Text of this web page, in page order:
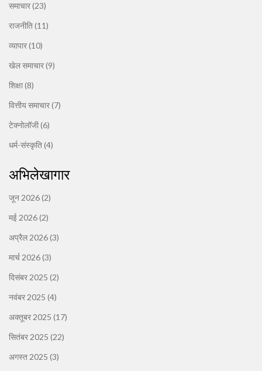
समाचार(23)
राजनीति(11)
व्यापार(10)
खेल समाचार(9)
शिक्षा(8)
वित्तीय समाचार(7)
टेक्नोलॉजी(6)
धर्म-संस्कृति(4)
अभिलेखागार
जून 2026(2)
मई 2026(2)
अप्रैल 2026(3)
मार्च 2026(3)
दिसंबर 2025 (2)
नवंबर 2025 (4)
अक्तूबर 2025 (17)
सितंबर 2025 (22)
अगस्त 2025 (3)